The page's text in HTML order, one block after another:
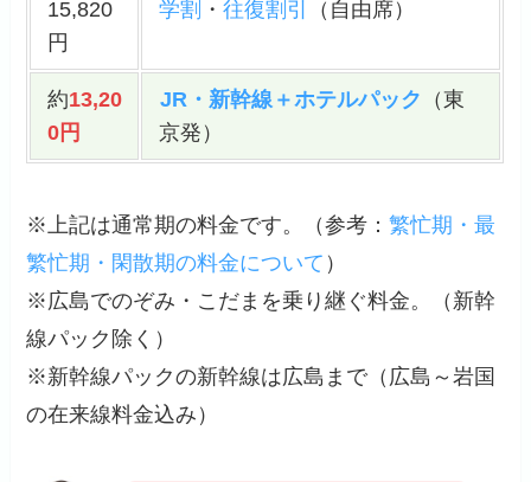
15,820
円
学割 ・ 往復割引 （自由席）
約13,20
0円
JR・新幹線＋ホテルパック （東
京発）
※上記は通常期の料金です。（参考 ：繁忙期・最
繁忙期・閑散期の料金について ）
※広島でのぞみ・こだまを乗り継ぐ料金。（新幹
線パック除く）
※新幹線パックの新幹線は広島まで（広島～岩国
の在来線料金込み）